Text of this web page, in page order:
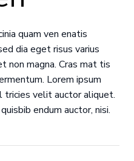
quam ven enatis
dia eget risus varius
non magna. Cras mat tis
Lorem ipsum
tricies velit auctor aliquet.
endum auctor, nisi.